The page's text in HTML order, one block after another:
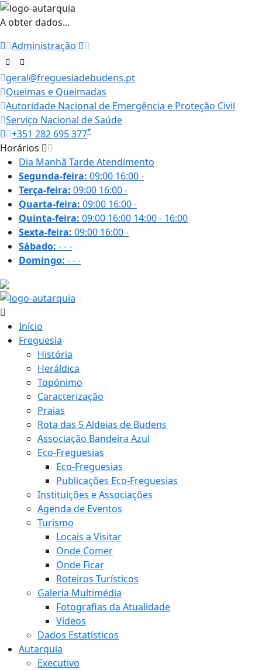
A obter dados...
Administração
geral@freguesiadebudens.pt
Queimas e Queimadas
Autoridade Nacional de Emergência e Proteção Civil
Serviço Nacional de Saúde
+351 282 695 377*
Horários
Dia Manhã TardeAtendimento
Segunda-feira: 09:00 16:00-
Terça-feira: 09:00 16:00-
Quarta-feira: 09:00 16:00-
Quinta-feira: 09:00 16:00 14:00 - 16:00
Sexta-feira: 09:00 16:00-
Sábado: ---
Domingo: ---
Início
Freguesia
História
Heráldica
Topónimo
Caracterização
Praias
Rota das 5 Aldeias de Budens
Associação Bandeira Azul
Eco-Freguesias
Eco-Freguesias
Publicações Eco-Freguesias
Instituições e Associações
Agenda de Eventos
Turismo
Locais a Visitar
Onde Comer
Onde Ficar
Roteiros Turísticos
Galeria Multimédia
Fotografias da Atualidade
Vídeos
Dados Estatísticos
Autarquia
Executivo